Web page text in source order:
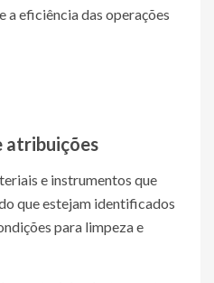
a eficiência das operações
atribuições
e instrumentos que
que estejam identificados
para limpeza e